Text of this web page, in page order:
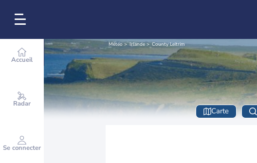
Accueil
Radar
Se connecter
Météo Irlande County Leitrim
Carte